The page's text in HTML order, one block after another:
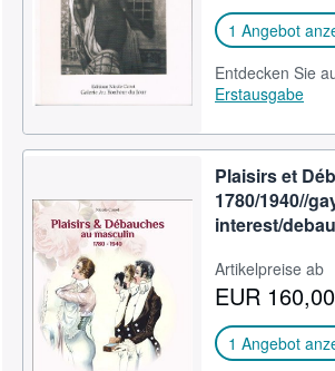
1 Angebot
Entdecken Sie
Erstausgabe
Plaisirs et
1780/1940//
interest/
Artikelpreise ab
EUR 160,00
1 Angebot